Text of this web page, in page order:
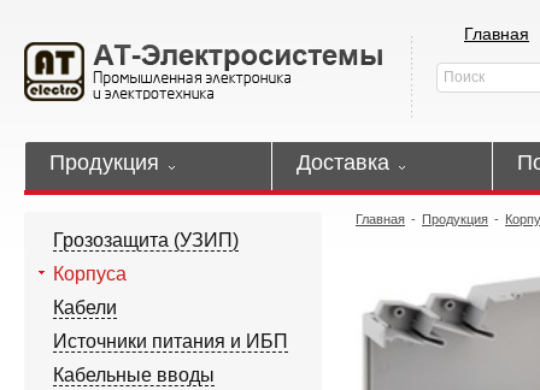
Главная
Продукция Доставка
Грозозащита (УЗИП)
Корпуса
Кабели
Источники питания и ИБП
Кабельные вводы
Главная - Продукция -